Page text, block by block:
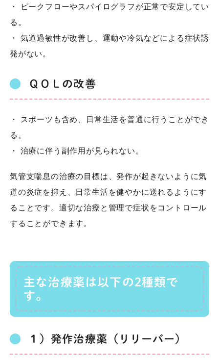
・ ピークフローやスパイログラフが正常で安定してい
る。
・ 気道過敏性が改善し、運動や冷気などによる症状誘
発がない。
ＱＯＬの改善
・ スポーツも含め、日常生活を普通に行うことができ
る。
・ 治療に伴う副作用が見られない。
気管支喘息の治療の目標は、発作が起きないように気
道の炎症を抑え、日常生活を健やかに送れるようにす
ることです。適切な治療と管理で症状をコントロール
することができます。
主な治療薬は以下の2種類で
す。
１）発作治療薬（リリーバー）